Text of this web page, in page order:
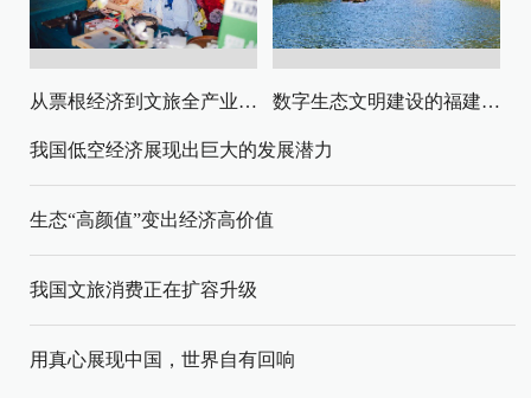
从票根经济到文旅全产业链升级 数字生态文明建设的福建路径与启示
我国低空经济展现出巨大的发展潜力
生态“高颜值”变出经济高价值
我国文旅消费正在扩容升级
用真心展现中国，世界自有回响